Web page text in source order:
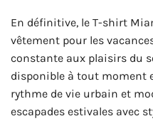
En définitive, le T-shirt
vêtement pour les
constante aux plaisirs du
disponible à tout moment
rythme de vie urbain et
escapades estivales avec